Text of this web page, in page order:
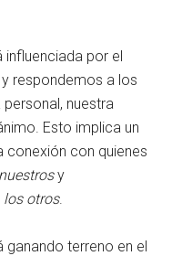
por el
respondemos a los
nuestra
Esto implica un
conexión con quienes
y
los otros.
terreno en el